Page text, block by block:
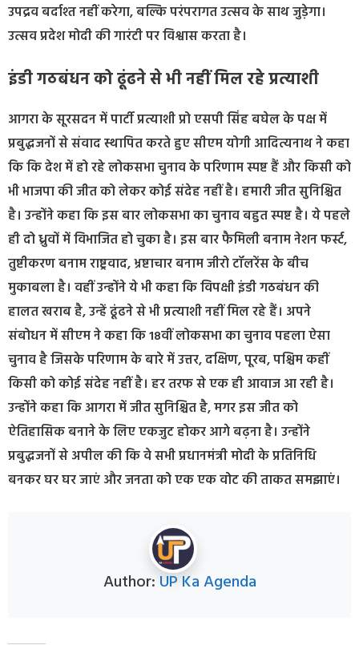
उपद्रव बर्दाश्त नहीं करेगा, बल्कि परंपरागत उत्सव के साथ जुड़ेगा।
उत्सव प्रदेश मोदी की गारंटी पर विश्वास करता है।
इंडी गठबंधन को ढूंढने से भी नहीं मिल रहे प्रत्याशी
आगरा के सूरसदन में पार्टी प्रत्याशी प्रो एसपी सिंह बघेल के पक्ष में
प्रबुद्धजनों से संवाद स्थापित करते हुए सीएम योगी आदित्यनाथ ने कहा
कि कि देश में हो रहे लोकसभा चुनाव के परिणाम स्पष्ट हैं और किसी को
भी भाजपा की जीत को लेकर कोई संदेह नहीं है। हमारी जीत सुनिश्चित
है। उन्होंने कहा कि इस बार लोकसभा का चुनाव बहुत स्पष्ट है। ये पहले
ही दो ध्रुवों में विभाजित हो चुका है। इस बार फैमिली बनाम नेशन फर्स्ट,
तुष्टीकरण बनाम राष्ट्रवाद, भ्रष्टाचार बनाम जीरो टॉलरेंस के बीच
मुकाबला है। वहीं उन्होंने ये भी कहा कि विपक्षी इंडी गठबंधन की
हालत खराब है, उन्हें ढूंढने से भी प्रत्याशी नहीं मिल रहे हैं। अपने
संबोधन में सीएम ने कहा कि 18वीं लोकसभा का चुनाव पहला ऐसा
चुनाव है जिसके परिणाम के बारे में उत्तर, दक्षिण, पूरब, पश्चिम कहीं
किसी को कोई संदेह नहीं है। हर तरफ से एक ही आवाज आ रही है।
उन्होंने कहा कि आगरा में जीत सुनिश्चित है, मगर इस जीत को
ऐतिहासिक बनाने के लिए एकजुट होकर आगे बढ़ना है। उन्होंने
प्रबुद्धजनों से अपील की कि वे सभी प्रधानमंत्री मोदी के प्रतिनिधि
बनकर घर घर जाएं और जनता को एक एक वोट की ताकत समझाएं।
Author: UP Ka Agenda